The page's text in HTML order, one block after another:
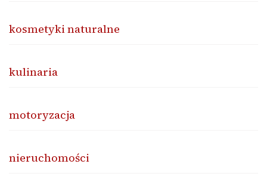
kosmetyki naturalne
kulinaria
motoryzacja
nieruchomości